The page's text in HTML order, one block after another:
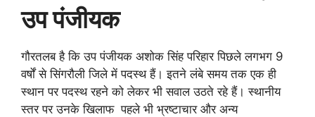
उप पंजीयक
गौरतलब है कि उप पंजीयक अशोक सिंह परिहार पिछले लगभग 9
वर्षों से सिंगरौली जिले में पदस्थ हैं। इतने लंबे समय तक एक ही
स्थान पर पदस्थ रहने को लेकर भी सवाल उठते रहे हैं। स्थानीय
स्तर पर उनके खिलाफ पहले भी भ्रष्टाचार और अन्य